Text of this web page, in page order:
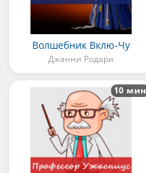
Волшебник Вклю-Чу
Джанни Родари
10 мин